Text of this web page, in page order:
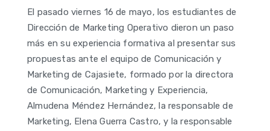
El pasado viernes 16 de mayo, los estudiantes de
Dirección de Marketing Operativo dieron un paso
más en su experiencia formativa al presentar sus
propuestas ante el equipo de Comunicación y
Marketing de Cajasiete, formado por la directora
de Comunicación, Marketing y Experiencia,
Almudena Méndez Hernández, la responsable de
Marketing, Elena Guerra Castro, y la responsable